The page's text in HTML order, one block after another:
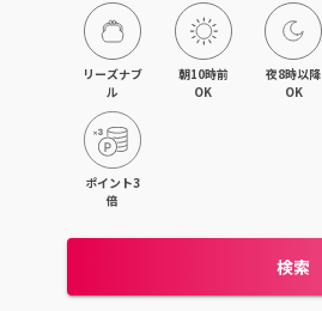
リーズナブ
ル
朝10時前
OK
夜8時以降
OK
ポイント3
倍
検索